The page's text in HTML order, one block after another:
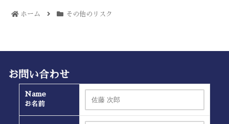
ホーム その他のリスク
お問い合わせ
Name
お名前